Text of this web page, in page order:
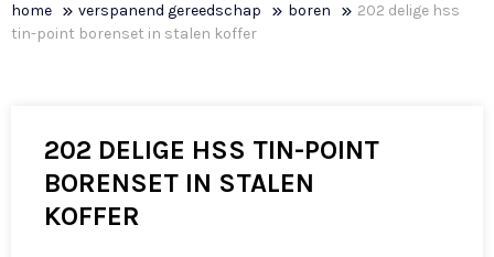
home verspanend gereedschap boren
202 delige hss
tin-point borenset in stalen koffer
202 DELIGE HSS TIN-POINT
BORENSET IN STALEN
KOFFER